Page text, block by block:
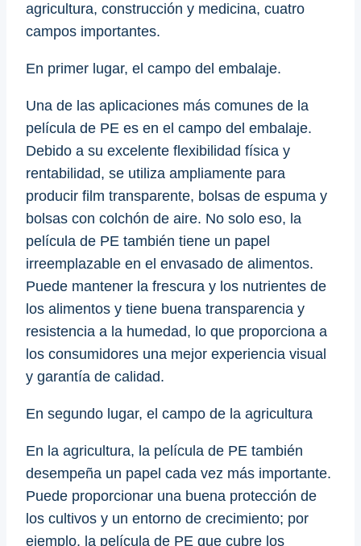
agricultura, construcción y medicina, cuatro
campos importantes.
En primer lugar, el campo del embalaje.
Una de las aplicaciones más comunes de la
película de PE es en el campo del embalaje.
Debido a su excelente flexibilidad física y
rentabilidad, se utiliza ampliamente para
producir film transparente, bolsas de espuma y
bolsas con colchón de aire. No solo eso, la
película de PE también tiene un papel
irreemplazable en el envasado de alimentos.
Puede mantener la frescura y los nutrientes de
los alimentos y tiene buena transparencia y
resistencia a la humedad, lo que proporciona a
los consumidores una mejor experiencia visual
y garantía de calidad.
En segundo lugar, el campo de la agricultura
En la agricultura, la película de PE también
desempeña un papel cada vez más importante.
Puede proporcionar una buena protección de
los cultivos y un entorno de crecimiento; por
ejemplo, la película de PE que cubre los